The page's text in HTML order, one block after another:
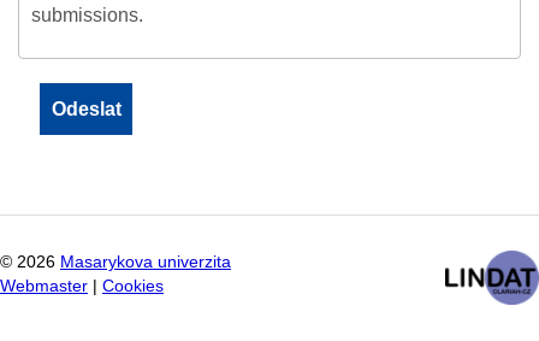
submissions.
© 2026 Masarykova univerzita
Webmaster
Cookies